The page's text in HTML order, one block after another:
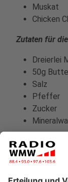
Muskat
Chicken
Zutaten für
Dreierlei
50g
Salz
Pfeffer
Zucker
Anzeige
Und so